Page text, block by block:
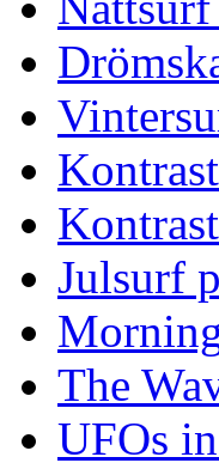
Julsurf
The
UFOs